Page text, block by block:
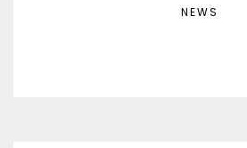
NEWS